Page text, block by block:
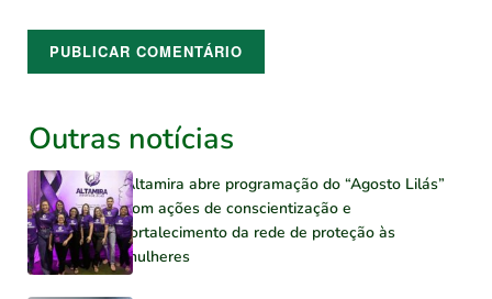
Outras notícias
Altamira abre programação do “Agosto Lilás”
com ações de conscientização e
fortalecimento da rede de proteção às
mulheres